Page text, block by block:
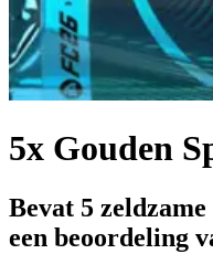
5x Gouden
Bevat 5
een beoordeling